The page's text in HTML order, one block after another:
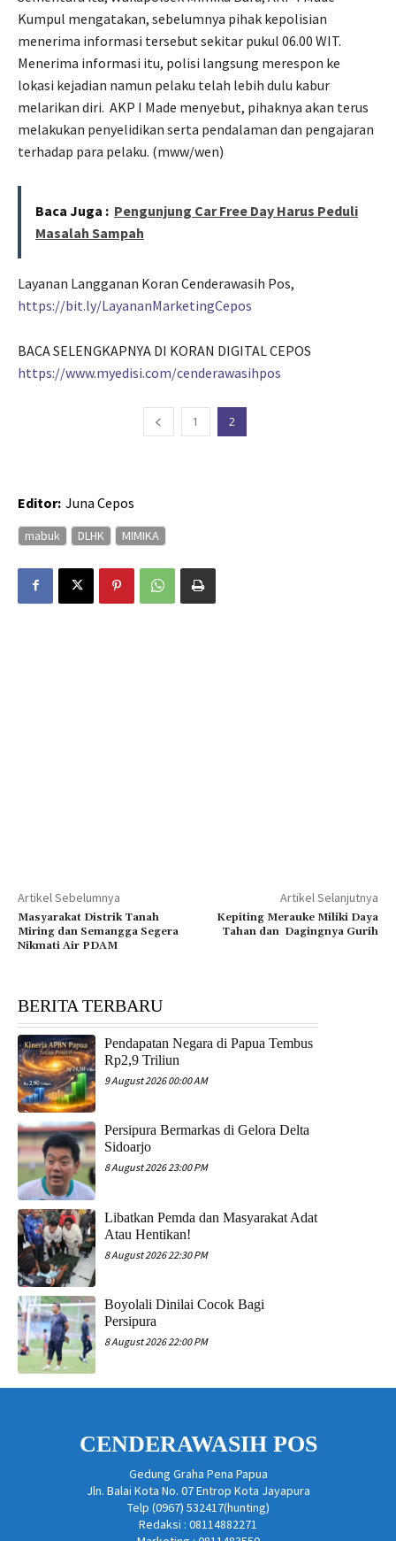
Kumpul mengatakan, sebelumnya pihak kepolisian
menerima informasi tersebut sekitar pukul 06.00 WIT.
Menerima informasi itu, polisi langsung merespon ke
lokasi kejadian namun pelaku telah lebih dulu kabur
melarikan diri. AKP I Made menyebut, pihaknya akan terus
melakukan penyelidikan serta pendalaman dan pengajaran
terhadap para pelaku. (mww/wen)
Baca Juga : Pengunjung Car Free Day Harus Peduli
Masalah Sampah
Layanan Langganan Koran Cenderawasih Pos,
https://bit.ly/LayananMarketingCepos
BACA SELENGKAPNYA DI KORAN DIGITAL CEPOS
https://www.myedisi.com/cenderawasihpos
1 2
Editor: Juna Cepos
mabuk DLHK MIMIKA
Artikel Sebelumnya
Masyarakat Distrik Tanah
Miring dan Semangga Segera
Nikmati Air PDAM
Artikel Selanjutnya
Kepiting Merauke Miliki Daya
Tahan dan Dagingnya Gurih
BERITA TERBARU
Pendapatan Negara di Papua Tembus
Rp2,9 Triliun
9 August 2026 00:00 AM
Persipura Bermarkas di Gelora Delta
Sidoarjo
8 August 2026 23:00 PM
Libatkan Pemda dan Masyarakat Adat
Atau Hentikan!
8 August 2026 22:30 PM
Boyolali Dinilai Cocok Bagi
Persipura
8 August 2026 22:00 PM
CENDERAWASIH POS
Gedung Graha Pena Papua
Jln. Balai Kota No. 07 Entrop Kota Jayapura
Telp (0967) 532417(hunting)
Redaksi : 08114882271